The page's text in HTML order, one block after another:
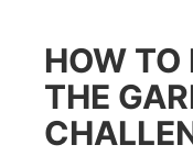
HOW TO
THE